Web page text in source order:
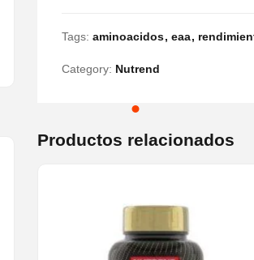
Powder
cantidad
Tags: aminoacidos eaa
Category: Nutrend
Productos relacionados